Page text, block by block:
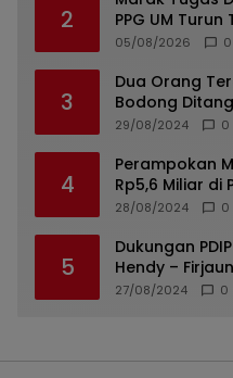
2
PPG UM
di Lumajang
05/08/2026 0
3
Dua Orang
Bodong
Roda Empat
29/08/2024 0
4
Perampokan
Rp5,6 Miliar di
Tiga
28/08/2024 0
5
Dukungan
Hendy –
27/08/2024 0